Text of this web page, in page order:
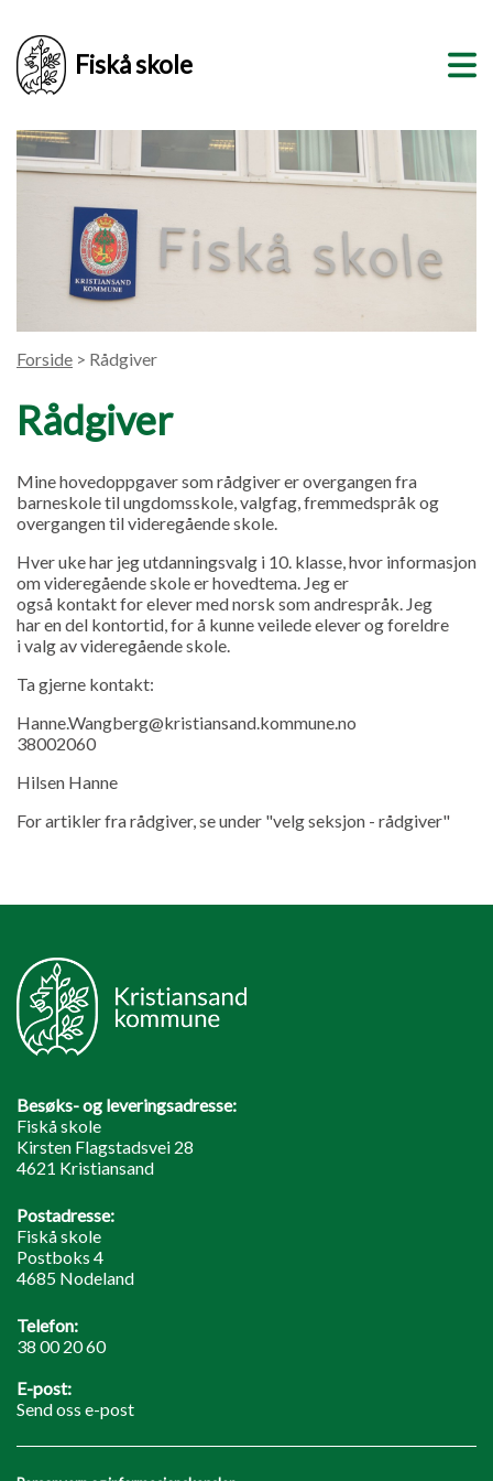
Fiskå skole
Forside > Rådgiver
Rådgiver
Mine hovedoppgaver som rådgiver er overgangen fra
barneskole til ungdomsskole, valgfag, fremmedspråk og
overgangen til videregående skole.
Hver uke har jeg utdanningsvalg i 10. klasse, hvor informasjon
om videregående skole er hovedtema. Jeg er
også kontakt for elever med norsk som andrespråk. Jeg
har en del kontortid, for å kunne veilede elever og foreldre
i valg av videregående skole.
Ta gjerne kontakt:
Hanne.Wangberg@kristiansand.kommune.no
38002060
Hilsen Hanne
For artikler fra rådgiver, se under "velg seksjon - rådgiver"
Besøks- og leveringsadresse:
Fiskå skole
Kirsten Flagstadsvei 28
4621 Kristiansand
Postadresse:
Fiskå skole
Postboks 4
4685 Nodeland
Telefon:
38 00 20 60
E-post:
Send oss e-post